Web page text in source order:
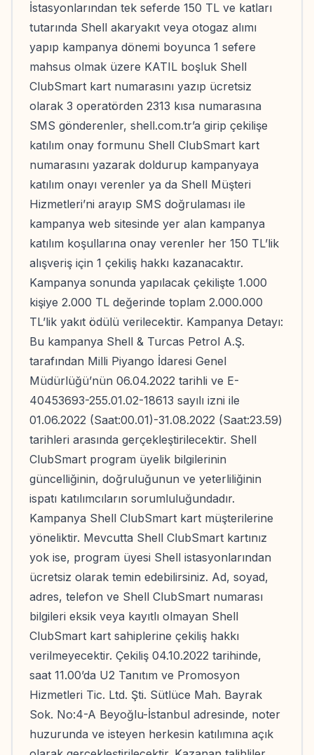
İstasyonlarından tek seferde 150 TL ve katları
tutarında Shell akaryakıt veya otogaz alımı
yapıp kampanya dönemi boyunca 1 sefere
mahsus olmak üzere KATIL boşluk Shell
ClubSmart kart numarasını yazıp ücretsiz
olarak 3 operatörden 2313 kısa numarasına
SMS gönderenler, shell.com.tr’a girip çekilişe
katılım onay formunu Shell ClubSmart kart
numarasını yazarak doldurup kampanyaya
katılım onayı verenler ya da Shell Müşteri
Hizmetleri’ni arayıp SMS doğrulaması ile
kampanya web sitesinde yer alan kampanya
katılım koşullarına onay verenler her 150 TL’lik
alışveriş için 1 çekiliş hakkı kazanacaktır.
Kampanya sonunda yapılacak çekilişte 1.000
kişiye 2.000 TL değerinde toplam 2.000.000
TL’lik yakıt ödülü verilecektir. Kampanya Detayı:
Bu kampanya Shell & Turcas Petrol A.Ş.
tarafından Milli Piyango İdaresi Genel
Müdürlüğü’nün 06.04.2022 tarihli ve E-
40453693-255.01.02-18613 sayılı izni ile
01.06.2022 (Saat:00.01)-31.08.2022 (Saat:23.59)
tarihleri arasında gerçekleştirilecektir. Shell
ClubSmart program üyelik bilgilerinin
güncelliğinin, doğruluğunun ve yeterliliğinin
ispatı katılımcıların sorumluluğundadır.
Kampanya Shell ClubSmart kart müşterilerine
yöneliktir. Mevcutta Shell ClubSmart kartınız
yok ise, program üyesi Shell istasyonlarından
ücretsiz olarak temin edebilirsiniz. Ad, soyad,
adres, telefon ve Shell ClubSmart numarası
bilgileri eksik veya kayıtlı olmayan Shell
ClubSmart kart sahiplerine çekiliş hakkı
verilmeyecektir. Çekiliş 04.10.2022 tarihinde,
saat 11.00’da U2 Tanıtım ve Promosyon
Hizmetleri Tic. Ltd. Şti. Sütlüce Mah. Bayrak
Sok. No:4-A Beyoğlu-İstanbul adresinde, noter
huzurunda ve isteyen herkesin katılımına açık